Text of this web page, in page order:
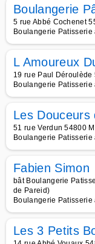
Boulangerie
5 rue Abbé Cochenet
Boulangerie
L Amoureux
19 rue Paul
Boulangerie Patisserie
Les Douceurs
51 rue Verdun 54800
Boulangerie Patisserie
Fabien Simon
bât Boulangerie
de Pareid)
Boulangerie Patisserie
Les 3 Petits